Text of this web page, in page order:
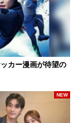
カー漫画が待望の
NEW